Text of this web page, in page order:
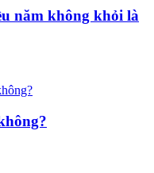
năm không khỏi là